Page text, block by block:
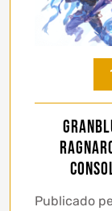
Publicado